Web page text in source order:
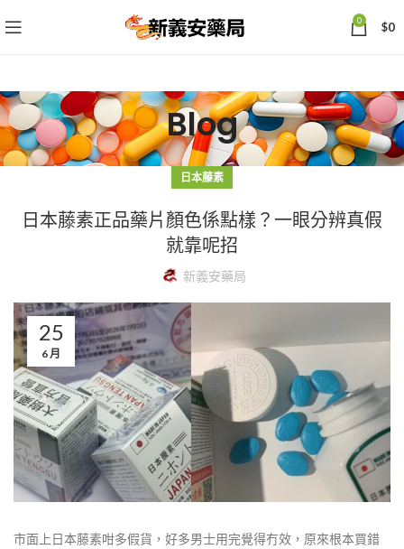
0 $0
Blog
日本藤素
日本藤素正品藥片顏色係點樣？一眼分辨真假
就靠呢招
新義安藥局
25
6 月
市面上日本藤素咁多假貨，好多男士用完覺得冇效，原來根本買錯